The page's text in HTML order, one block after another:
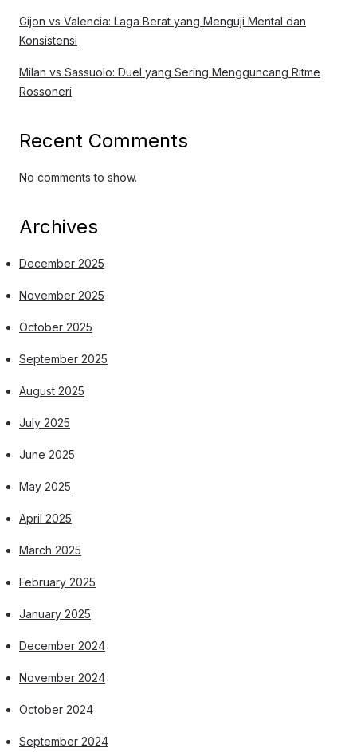
Gijon vs Valencia: Laga Berat yang Menguji Mental dan
Konsistensi
Milan vs Sassuolo: Duel yang Sering Mengguncang Ritme
Rossoneri
Recent Comments
No comments to show.
Archives
December 2025
November 2025
October 2025
September 2025
August 2025
July 2025
June 2025
May 2025
April 2025
March 2025
February 2025
January 2025
December 2024
November 2024
October 2024
September 2024